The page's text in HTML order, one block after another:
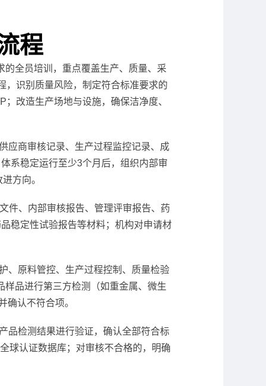
程
的全员培训，重点覆盖生产、质量、采
，识别质量风险，制定符合标准要求的
改造生产场地与设施，确保洁净度、
应商审核记录、生产过程监控记录、成
系稳定运行至少3个月后，组织内部审
方向。
件、内部审核报告、管理评审报告、药
稳定性试验报告等材料；机构对申请材
、原料管控、生产过程控制、质量检验
品进行第三方检测（如重金属、微生
确认不符合项。
品检测结果进行验证，确认全部符合标
球认证数据库；对审核不合格的，明确